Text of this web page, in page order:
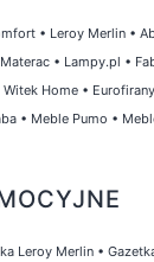
• Leroy Merlin •
• Lampy.pl •
Witek Home • Eurofirany
• Meble Pumo •
Leroy Merlin •